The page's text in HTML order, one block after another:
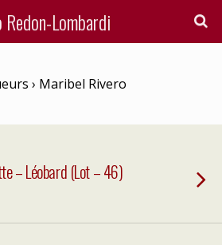
Redon-Lombardi
› Maribel Rivero
– Léobard (Lot – 46)